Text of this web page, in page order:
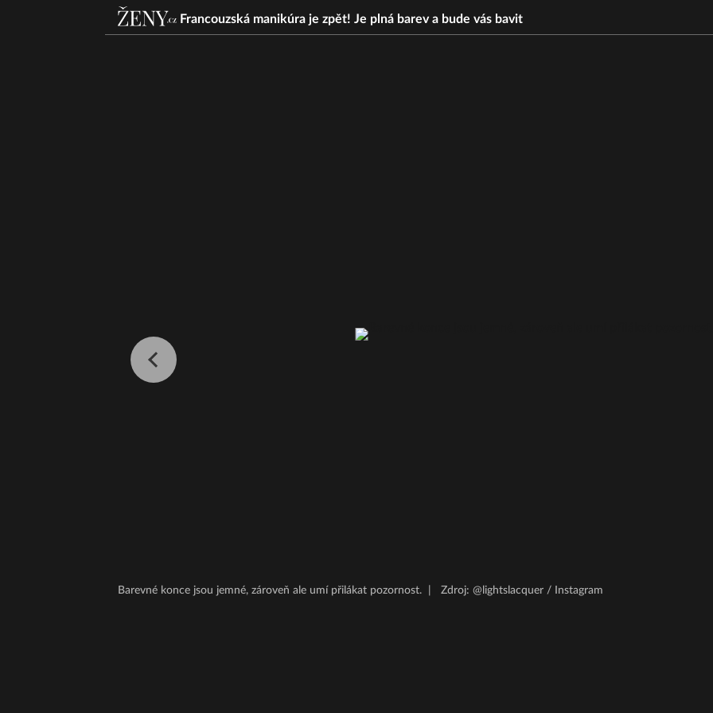
Francouzská manikúra je zpět! Je plná barev a bude vás bavit
Barevné konce jsou jemné, zároveň ale umí přilákat pozornost. Zdroj: @lightslacquer / Instagram